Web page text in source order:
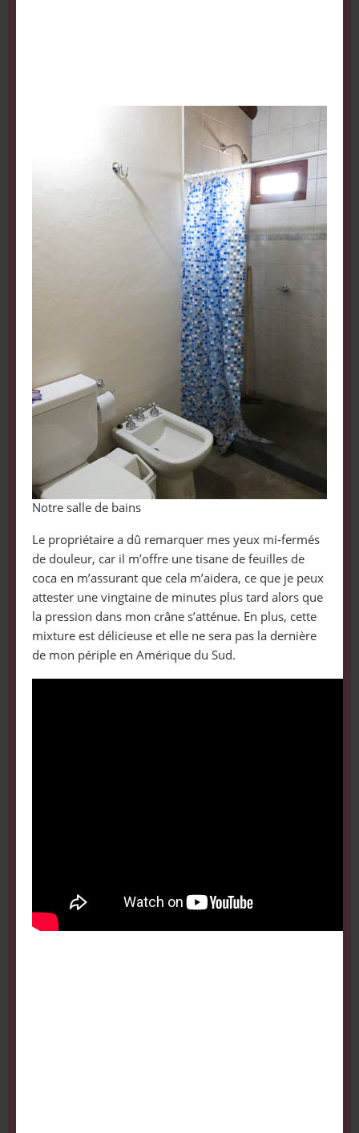
Notre salle de bains
Le propriétaire a dû remarquer mes yeux mi-fermés
de douleur, car il m’offre une tisane de feuilles de
coca en m’assurant que cela m’aidera, ce que je peux
attester une vingtaine de minutes plus tard alors que
la pression dans mon crâne s’atténue. En plus, cette
mixture est délicieuse et elle ne sera pas la dernière
de mon périple en Amérique du Sud.